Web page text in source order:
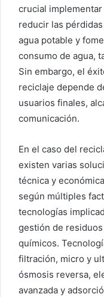
crucial
reducir las
agua potable y
consumo de agua,
Sin embargo, el
reciclaje depende
usuarios finales,
comunicación.
En el caso del
existen varias
técnica y
según múltiples
tecnologías
gestión de
químicos.
filtración, micro y
ósmosis reversa,
avanzada y